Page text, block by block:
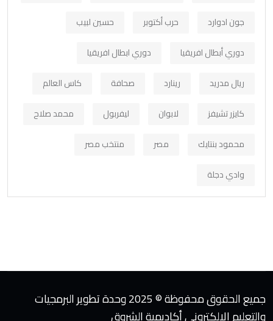
جون ادوارد
حرب أكتوبر
حسين لبيب
دوري أبطال افريقيا
دوري ابطال افريقيا
ريال مدريد
رينارد صحافة
كاس العالم
كايزر تشيفز
لابوان ليفربول
محمد صلاح
محمود بنتايك
مصر
منتخب مصر
وادي دجلة
جميع الحقوق محفوظة © 2025 وحدة تطوير البرمجيات
والتعليم الإلكتروني أكاديمية الشروق